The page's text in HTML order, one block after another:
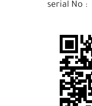
serial No :